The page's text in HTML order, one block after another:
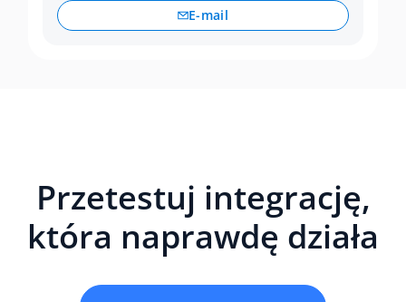
E-mail
Przetestuj integrację,
która naprawdę działa